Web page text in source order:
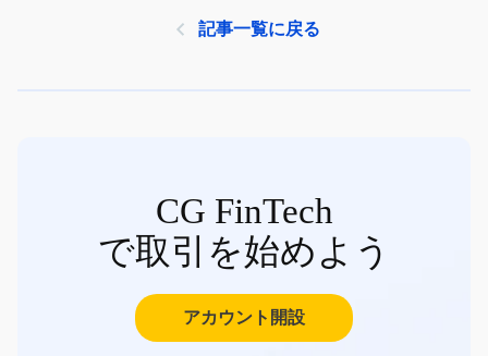
記事一覧に戻る
CG FinTech
で取引を始めよう
アカウント開設